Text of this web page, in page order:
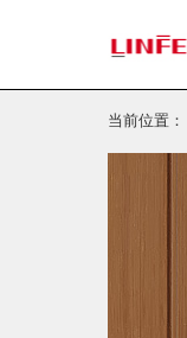
当前位置：